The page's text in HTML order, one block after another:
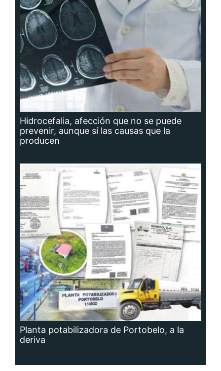
Hidrocefalia, afección que no se puede
prevenir, aunque sí las causas que la
producen
Planta potabilizadora de Portobelo, a la
deriva